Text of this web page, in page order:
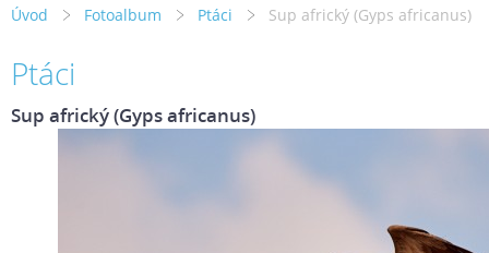
Úvod Fotoalbum Ptáci Sup africký (Gyps africanus)
Ptáci
Sup africký (Gyps africanus)